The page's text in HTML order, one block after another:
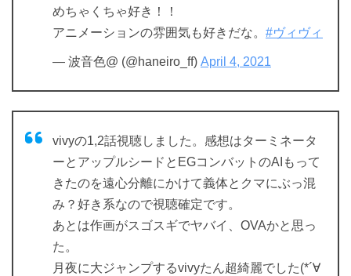
めちゃくちゃ好き！！
アニメーションの雰囲気も好きだな。 #ヴィヴィ
— 波音色@ (@haneiro_ff) April 4, 2021
vivyの1,2話視聴しました。感想はターミネータ
ーとアップルシードとEGコンバットのAIもって
きたのを遠心分離にかけて義体とクマにぶっ混
み？好き系なので視聴確定です。
あとは作画がスゴスギでヤバイ、OVAかと思っ
た。
月夜に大ジャンプするvivyたん超綺麗でした(*´∀